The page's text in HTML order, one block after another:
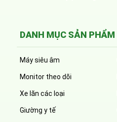
DANH MỤC SẢN PHẨM
Máy siêu âm
Monitor theo dõi
Xe lăn các loại
Giường y tế